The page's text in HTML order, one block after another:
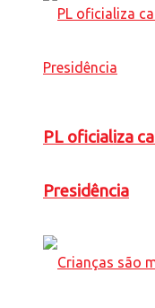
PL oficializa
Presidência